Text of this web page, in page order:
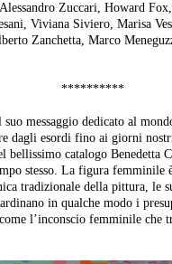
Zuccari, Howard
Viviana Siviero, Marisa
Zanchetta, Marco
**********
suo messaggio dedicato al
dagli esordi fino ai giorni
catalogo Benedetta
stesso. La figura femminile
tradizionale della pittura, le
in qualche modo i
l’inconscio femminile che